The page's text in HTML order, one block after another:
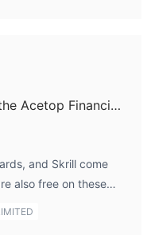
Can I know the details about the Acetop Financial Limited fees?
and Skrill come
also free on these
keep an eye on them